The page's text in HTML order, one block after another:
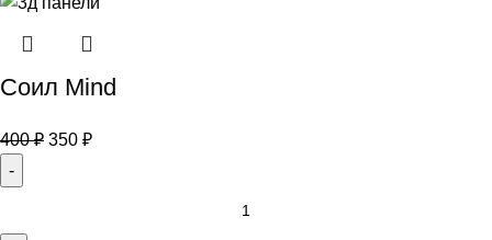
Соил Mind
400₽ 350 ₽